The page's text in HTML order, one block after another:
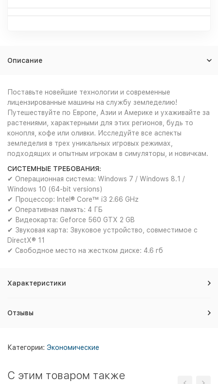
Описание
Поставьте новейшие технологии и современные
лицензированные машины на службу земледелию!
Путешествуйте по Европе, Азии и Америке и ухаживайте за
растениями, характерными для этих регионов, будь то
конопля, кофе или оливки. Исследуйте все аспекты
земледелия в трех уникальных игровых режимах,
подходящих и опытным игрокам в симуляторы, и новичкам.
СИСТЕМНЫЕ ТРЕБОВАНИЯ:
✔ Операционная система: Windows 7 / Windows 8.1 /
Windows 10 (64-bit versions)
✔ Процессор: Intel® Core™ i3 2.66 GHz
✔ Оперативная память: 4 ГБ
✔ Видеокарта: Geforce 560 GTX 2 GB
✔ Звуковая карта: Звуковое устройство, совместимое с
DirectX® 11
✔ Свободное место на жестком диске: 4.6 гб
Характеристики
Отзывы
Категории: Экономические
C этим товаром также